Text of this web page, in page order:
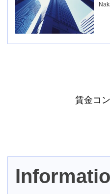
ゲ
ー
シ
賃金コ